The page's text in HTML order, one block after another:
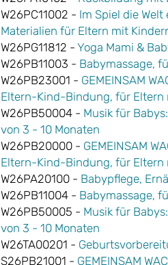
W26PC11002 - Im Spiel die
Materialien für Eltern mit
W26PG11812 - Yoga Mami &
W26PB11003 - Babymassage,
W26PB23001 - GEMEINSAM
Eltern-Kind-Bindung, für Eltern
W26PB50004 - Musik für
von 3 - 10 Monaten
W26PB20000 - GEMEINSAM
Eltern-Kind-Bindung, für Eltern
W26PA20100 - Babypflege,
W26PB11004 - Babymassage,
W26PB50005 - Musik für
von 3 - 10 Monaten
W26TA00201 -
S26PB21001 - GEMEINSAM